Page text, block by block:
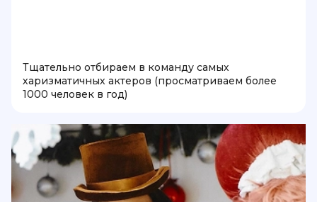
Тщательно отбираем в команду самых
харизматичных актеров (просматриваем более
1000 человек в год)